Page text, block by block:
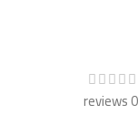
0 reviews